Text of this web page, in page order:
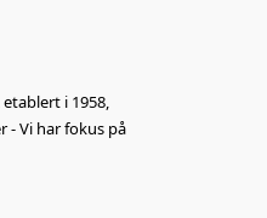
i 1958,
- Vi har fokus på